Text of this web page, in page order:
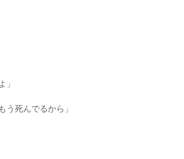
」
う死んでるから」